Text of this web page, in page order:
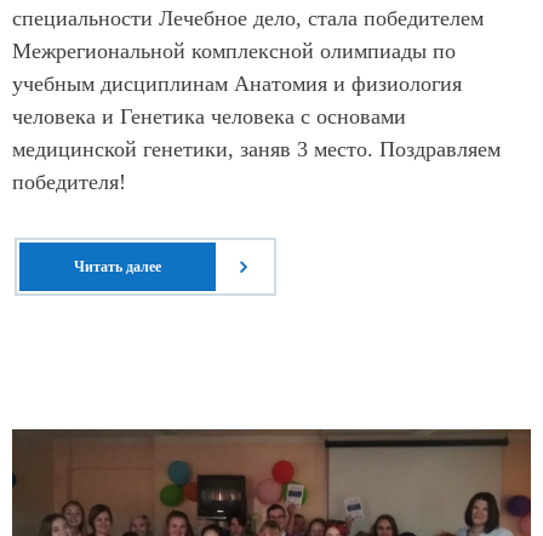
специальности Лечебное дело, стала победителем
Межрегиональной комплексной олимпиады по
учебным дисциплинам Анатомия и физиология
человека и Генетика человека с основами
медицинской генетики, заняв 3 место. Поздравляем
победителя!
Читать далее